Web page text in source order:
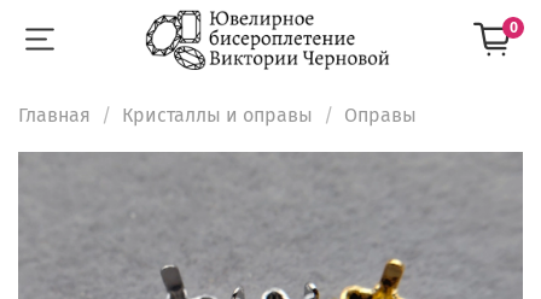
0
Главная Кристаллы и оправы Оправы